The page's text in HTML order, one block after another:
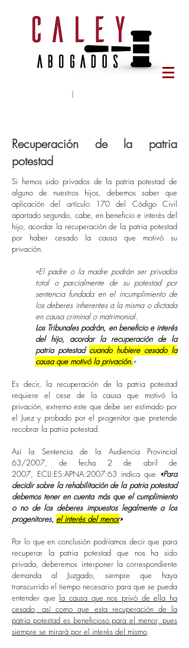
|
Recuperación de la patria
potestad
Si hemos sido privados de la patria potestad de
alguno de nuestros hijos, debemos saber que
aplicación del artículo 170 del Código Civil
apartado segundo, cabe, en beneficio e interés del
hijo, acordar la recuperación de la patria potestad
por haber cesado la causa que motivó su
privación.
«El padre o la madre podrán ser privados
total o parcialmente de su potestad por
sentencia fundada en el incumplimiento de
los deberes inherentes a la misma o dictada
en causa criminal o matrimonial.
Los Tribunales podrán, en beneficio e interés
del hijo, acordar la recuperación de la
patria potestad cuando hubiere cesado la
causa que motivó la privación.»
Es decir, la recuperación de la patria potestad
requiere el cese de la causa que motivó la
privación, extremo este que debe ser estimado por
el Juez y probado por el progenitor que pretende
recobrar la patria potestad.
Así la Sentencia de la Audiencia Provincial
63/2007, de fecha 2 de abril de
2007, ECLI:ES:APNA:2007:63 indica que «Para
decidir sobre la rehabilitación de la patria potestad
debemos tener en cuenta más que el cumplimiento
o no de los deberes impuestos legalmente a los
progenitores, el interés del menor»
Por lo que en conclusión podríamos decir que para
recuperar la patria potestad que nos ha sido
privada, deberemos interponer la correspondiente
demanda al Juzgado, siempre que haya
transcurrido el tiempo necesario para que se pueda
entender que la causa que nos privó de ella ha
cesado, así como que esta recuperación de la
patria potestad es beneficioso para el menor, pues
siempre se mirará por el interés del mismo.